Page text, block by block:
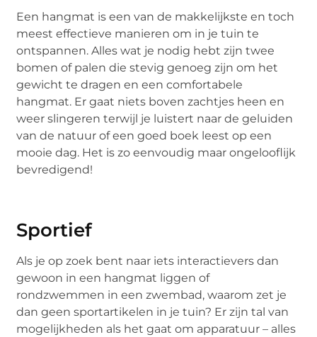
Een hangmat is een van de makkelijkste en toch
meest effectieve manieren om in je tuin te
ontspannen. Alles wat je nodig hebt zijn twee
bomen of palen die stevig genoeg zijn om het
gewicht te dragen en een comfortabele
hangmat. Er gaat niets boven zachtjes heen en
weer slingeren terwijl je luistert naar de geluiden
van de natuur of een goed boek leest op een
mooie dag. Het is zo eenvoudig maar ongelooflijk
bevredigend!
Sportief
Als je op zoek bent naar iets interactievers dan
gewoon in een hangmat liggen of
rondzwemmen in een zwembad, waarom zet je
dan geen sportartikelen in je tuin? Er zijn tal van
mogelijkheden als het gaat om apparatuur – alles